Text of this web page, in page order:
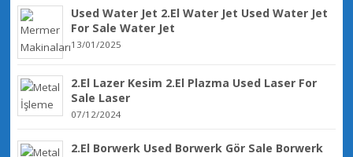
Used Water Jet 2.El Water Jet Used Water Jet
For Sale Water Jet
13/01/2025
2.El Lazer Kesim 2.El Plazma Used Laser For
Sale Laser
07/12/2024
2.El Borwerk Used Borwerk Gör Sale Borwerk